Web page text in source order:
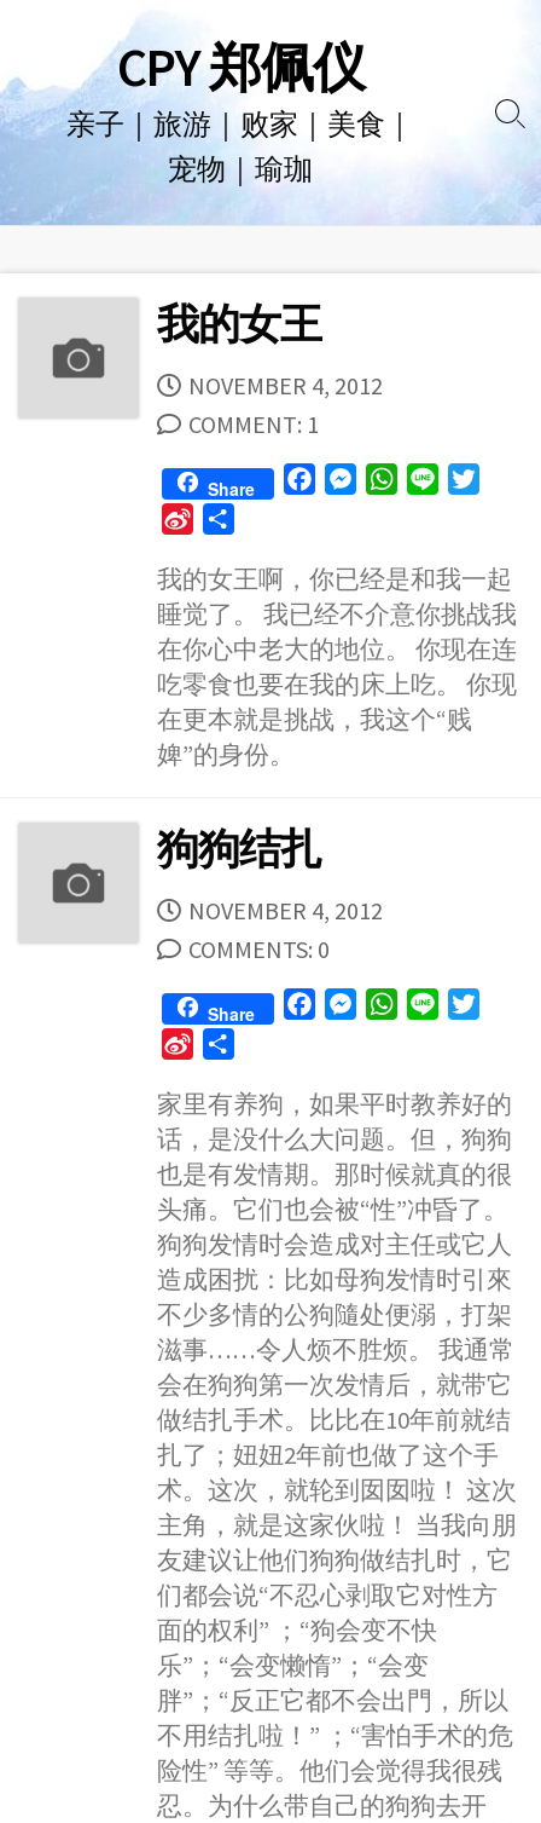
to
content
CPY 郑佩仪
亲子｜旅游｜败家｜美食｜
宠物｜瑜珈
我的女王
PUBLISHED
DATE
NOVEMBER 4, 2012
COMMENT: 1
Share
e
b
o
o
k
s
e
n
g
e
r
W
t
s
p
p
e
t
t
e
r
n
a
W
e
i
b
o
a
r
e
我的女王啊，你已经是和我一起
睡觉了。 我已经不介意你挑战我
在你心中老大的地位。 你现在连
吃零食也要在我的床上吃。 你现
在更本就是挑战，我这个“贱
婢”的身份。
狗狗结扎
PUBLISHED
DATE
NOVEMBER 4, 2012
COMMENTS: 0
Share
e
b
o
k
s
e
n
e
r
W
t
A
p
e
t
t
e
r
n
a
W
e
i
b
o
a
r
e
家里有养狗，如果平时教养好的
话，是没什么大问题。但，狗狗
也是有发情期。那时候就真的很
头痛。它们也会被“性”冲昏了。
狗狗发情时会造成对主任或它人
造成困扰：比如母狗发情时引來
不少多情的公狗隨处便溺，打架
滋事……令人烦不胜烦。 我通常
会在狗狗第一次发情后，就带它
做结扎手术。比比在10年前就结
扎了；妞妞2年前也做了这个手
术。这次，就轮到囡囡啦！ 这次
主角，就是这家伙啦！ 当我向朋
友建议让他们狗狗做结扎时，它
们都会说“不忍心剥取它对性方
面的权利” ；“狗会变不快
乐”；“会变懒惰”；“会变
胖”；“反正它都不会出門，所以
不用结扎啦！” ；“害怕手术的危
险性” 等等。他们会觉得我很残
忍。为什么带自己的狗狗去开